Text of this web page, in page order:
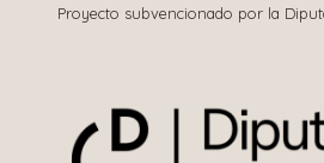
Proyecto subvencionado por la